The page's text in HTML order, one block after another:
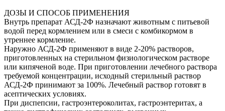
ДОЗЫ И СПОСОБ ПРИМЕНЕНИЯ
Внутрь препарат АСД-2Ф назначают животным с питьевой
водой перед кормлением или в смеси с комбикормом в
утреннее кормление.
Наружно АСД-2Ф применяют в виде 2-20% растворов,
приготовленных на стерильном физиологическом растворе
или кипяченой воде. При приготовлении лечебного раствора
требуемой концентрации, исходный стерильный раствор
АСД-2Ф принимают за 100%. Лечебный раствор готовят в
асептических условиях.
При диспепсии, гастроэнтероколитах, гастроэнтеритах, а